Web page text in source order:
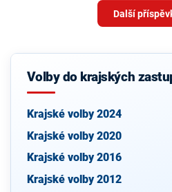
Další
Volby do krajských
Krajské volby 2024
Krajské volby 2020
Krajské volby 2016
Krajské volby 2012